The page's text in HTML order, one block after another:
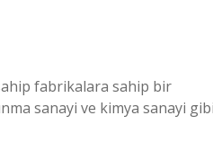
fabrikalara sahip bir
sanayi ve kimya sanayi